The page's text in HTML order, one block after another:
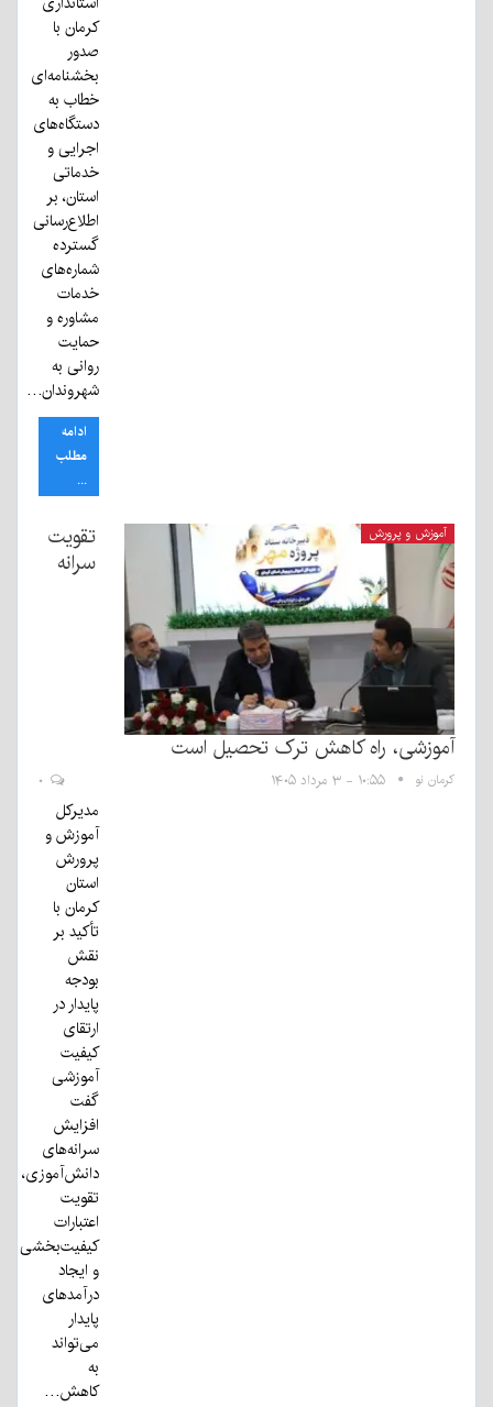
کرمان با
صدور
بخشنامه‌ای
خطاب به
دستگاه‌های
اجرایی و
خدماتی
استان، بر
اطلاع‌رسانی
گسترده
شماره‌های
خدمات
مشاوره و
حمایت
روانی به
شهروندان…
ادامه
مطلب
...
آموزش و پرورش
تقویت
سرانه
آموزشی، راه کاهش ترک تحصیل است
کرمان نو ۱۰:۵۵ - ۳ مرداد ۱۴۰۵
مدیرکل
آموزش و
پرورش
استان
کرمان با
تأکید بر
نقش
بودجه
پایدار در
ارتقای
کیفیت
آموزشی
گفت
افزایش
سرانه‌های
دانش‌آموزی،
تقویت
اعتبارات
کیفیت‌بخشی
و ایجاد
درآمدهای
پایدار
می‌تواند
به
کاهش…